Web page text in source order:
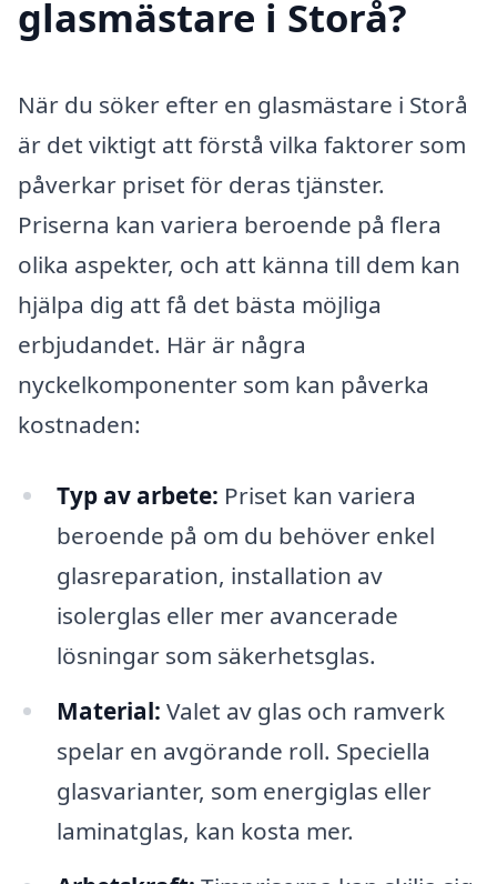
glasmästare i Storå?
När du söker efter en glasmästare i Storå
är det viktigt att förstå vilka faktorer som
påverkar priset för deras tjänster.
Priserna kan variera beroende på flera
olika aspekter, och att känna till dem kan
hjälpa dig att få det bästa möjliga
erbjudandet. Här är några
nyckelkomponenter som kan påverka
kostnaden:
Typ av arbete: Priset kan variera
beroende på om du behöver enkel
glasreparation, installation av
isolerglas eller mer avancerade
lösningar som säkerhetsglas.
Material: Valet av glas och ramverk
spelar en avgörande roll. Speciella
glasvarianter, som energiglas eller
laminatglas, kan kosta mer.